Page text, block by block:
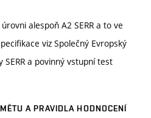
alespoň A2 SERR a to ve
viz Společný Evropský
SERR a povinný vstupní test
A PRAVIDLA HODNOCENÍ